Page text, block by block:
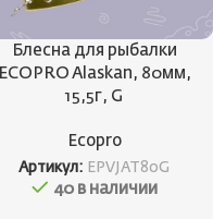
Блесна для рыбалки
ECOPRO Alaskan, 80мм,
15,5г, G
Ecopro
Артикул: EPVJAT80G
40 в наличии